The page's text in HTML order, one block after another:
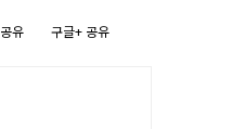
유 구글+ 공유